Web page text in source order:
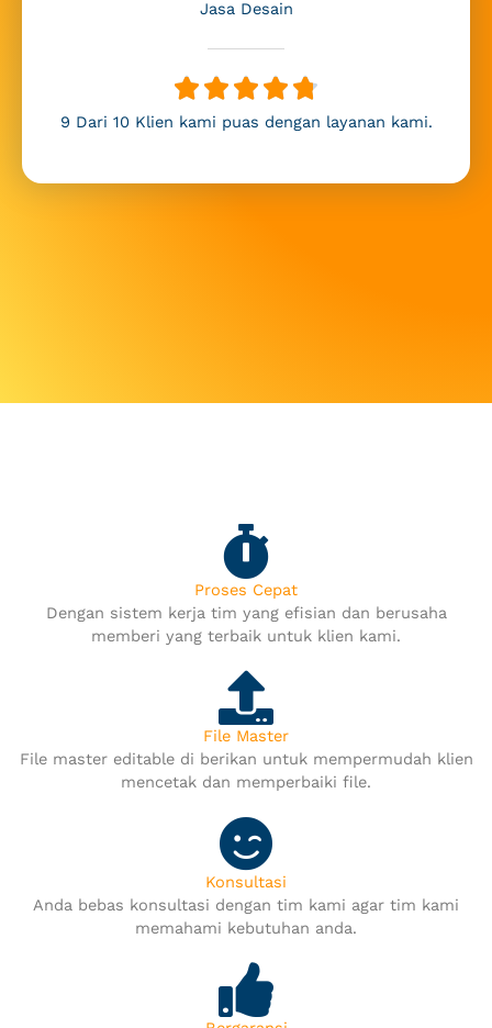
Jasa Desain
    
a
t
d
9 Dari 10 Klien kami puas dengan layanan kami.
Proses Cepat
Dengan sistem kerja tim yang efisian dan berusaha
memberi yang terbaik untuk klien kami.
File Master
File master editable di berikan untuk mempermudah klien
mencetak dan memperbaiki file.
Konsultasi
Anda bebas konsultasi dengan tim kami agar tim kami
memahami kebutuhan anda.